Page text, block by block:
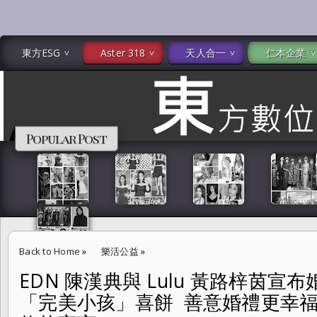
東方ESG Aster 318 天人合一 仁本企業
Popular Post
Back to Home » 樂活公益 »
EDN 陳漢典與 Lulu 黃路梓茵宣布婚禮選用喜憨兒 × 幾米「完美小孩」
為幸福價值的宣言
EDN 陳漢典與 Lulu 黃路梓茵宣布
「完美小孩」喜餅 善意婚禮更幸